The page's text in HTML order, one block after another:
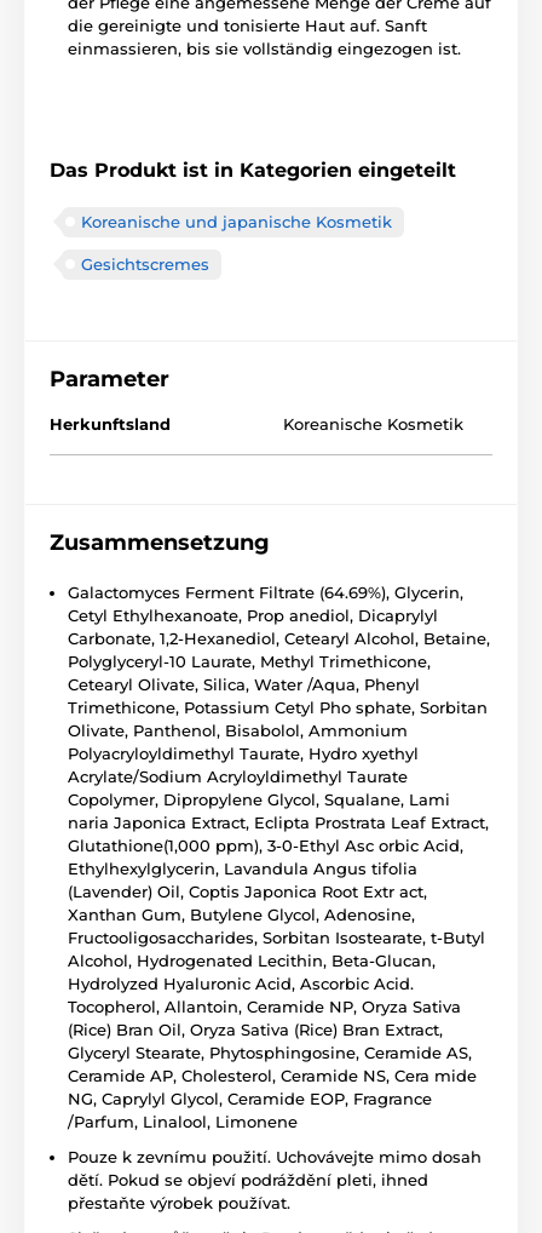
die gereinigte und tonisierte Haut auf. Sanft
einmassieren, bis sie vollständig eingezogen ist.
Das Produkt ist in Kategorien eingeteilt
Koreanische und japanische Kosmetik
Gesichtscremes
Parameter
Herkunftsland Koreanische Kosmetik
Zusammensetzung
Galactomyces Ferment Filtrate (64.69%), Glycerin,
Cetyl Ethylhexanoate, Prop anediol, Dicaprylyl
Carbonate, 1,2-Hexanediol, Cetearyl Alcohol, Betaine,
Polyglyceryl-10 Laurate, Methyl Trimethicone,
Cetearyl Olivate, Silica, Water /Aqua, Phenyl
Trimethicone, Potassium Cetyl Pho sphate, Sorbitan
Olivate, Panthenol, Bisabolol, Ammonium
Polyacryloyldimethyl Taurate, Hydro xyethyl
Acrylate/Sodium Acryloyldimethyl Taurate
Copolymer, Dipropylene Glycol, Squalane, Lami
naria Japonica Extract, Eclipta Prostrata Leaf Extract,
Glutathione(1,000 ppm), 3-0-Ethyl Asc orbic Acid,
Ethylhexylglycerin, Lavandula Angus tifolia
(Lavender) Oil, Coptis Japonica Root Extr act,
Xanthan Gum, Butylene Glycol, Adenosine,
Fructooligosaccharides, Sorbitan Isostearate, t-Butyl
Alcohol, Hydrogenated Lecithin, Beta-Glucan,
Hydrolyzed Hyaluronic Acid, Ascorbic Acid.
Tocopherol, Allantoin, Ceramide NP, Oryza Sativa
(Rice) Bran Oil, Oryza Sativa (Rice) Bran Extract,
Glyceryl Stearate, Phytosphingosine, Ceramide AS,
Ceramide AP, Cholesterol, Ceramide NS, Cera mide
NG, Caprylyl Glycol, Ceramide EOP, Fragrance
/Parfum, Linalool, Limonene
Pouze k zevnímu použití. Uchovávejte mimo dosah
dětí. Pokud se objeví podráždění pleti, ihned
přestaňte výrobek používat.